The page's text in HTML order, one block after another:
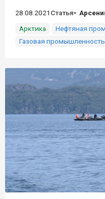
28.08.2021 Статья
Арктика
Нефтяная
Газовая промышленность